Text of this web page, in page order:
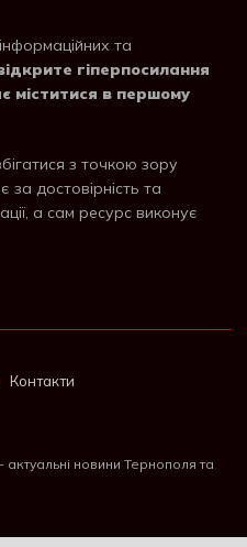
та
гіперпосилання
міститися в першому
з точкою зору
за достовірність та
а сам ресурс виконує
Контакти
- актуальні новини Тернополя та